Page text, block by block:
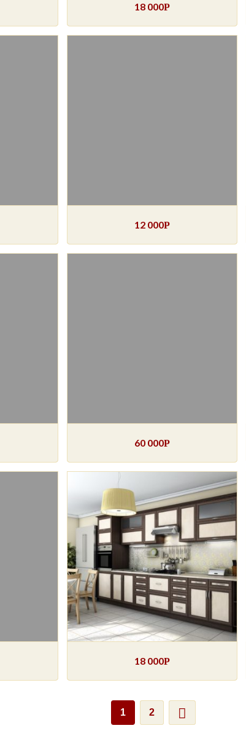
18 000Р
12 000Р
60 000Р
18 000Р
1 2